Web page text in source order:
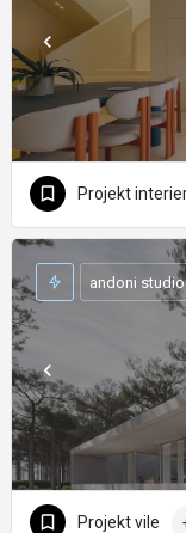
Projekt
andoni studio
Projekt vile